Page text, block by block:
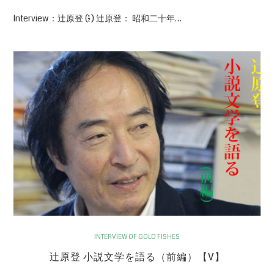
Interview：辻原登 (1/2) 辻原登： 昭和二十年…
INTERVIEW OF GOLD FISHES
辻原登 小説文学を語る（前編）【V】